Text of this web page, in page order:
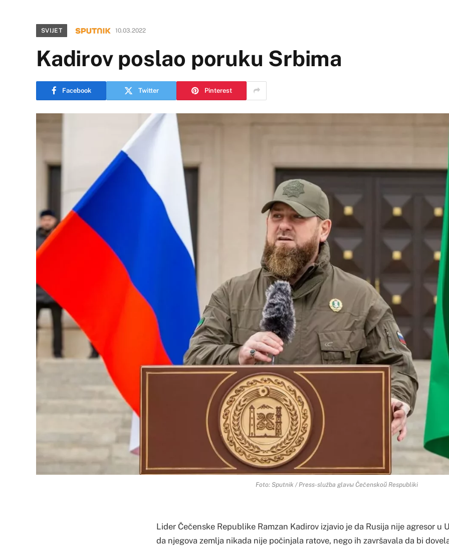
SVIJET 10.03.2022
Kadirov poslao poruku Srbima
Facebook Twitter Pinterest
Foto: Sputnik / Press-služba glavы Čečenskoй Respubliki
Lider Čečenske Republike Ramzan Kadirov izjavio je da Rusija nije agresor u
da njegova zemlja nikada nije počinjala ratove, nego ih završavala da bi